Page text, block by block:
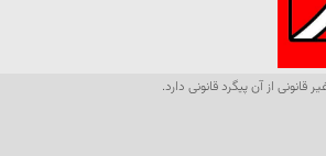
قانونی از آن پیگرد قانونی دارد.